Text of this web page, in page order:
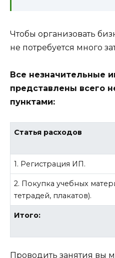
Чтобы организовать
не потребуется много
Все незначительные
представлены всего
пунктами:
Статья расходов
1. Регистрация ИП.
2. Покупка учебных
тетрадей, плакатов).
Итого:
Проводить занятия вы